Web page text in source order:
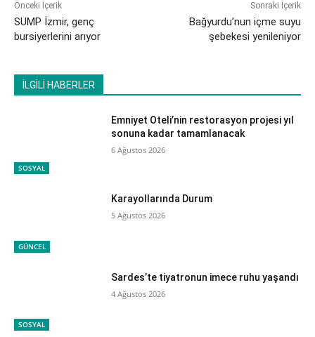
Önceki İçerik
SUMP İzmir, genç
bursiyerlerini arıyor
Sonraki İçerik
Bağyurdu’nun içme suyu
şebekesi yenileniyor
İLGİLİ HABERLER
SOSYAL
Emniyet Oteli’nin restorasyon projesi yıl
sonuna kadar tamamlanacak
6 Ağustos 2026
GÜNCEL
Karayollarında Durum
5 Ağustos 2026
SOSYAL
Sardes’te tiyatronun imece ruhu yaşandı
4 Ağustos 2026